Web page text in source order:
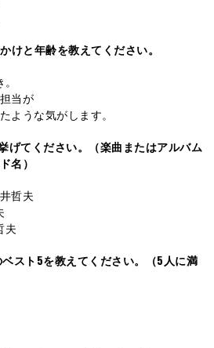
けと年齢を教えてください。
当が
ような気がします。
げてください。（楽曲またはアルバム
名）
哲夫
夫
スト5を教えてください。（5人に満